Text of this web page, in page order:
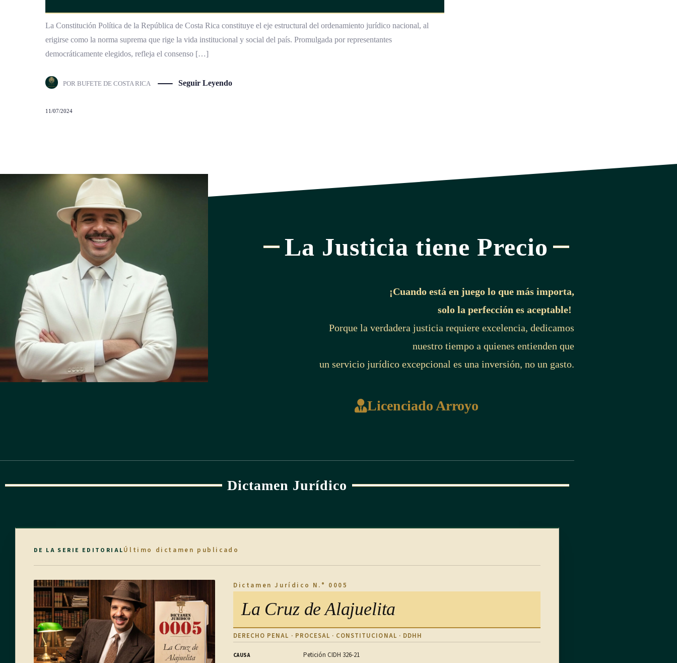
La Constitución Política de la República de Costa Rica constituye el eje estructural del ordenamiento jurídico nacional, al
erigirse como la norma suprema que rige la vida institucional y social del país. Promulgada por representantes
democráticamente elegidos, refleja el consenso […]
POR BUFETE DE COSTA RICA Seguir Leyendo
11/07/2024
La Justicia tiene Precio
¡Cuando está en juego lo que más importa,
solo la perfección es aceptable!
Porque la verdadera justicia requiere excelencia, dedicamos
nuestro tiempo a quienes entienden que
un servicio jurídico excepcional es una inversión, no un gasto.
Licenciado Arroyo
Dictamen Jurídico
DE LA SERIE EDITORIALÚltimo dictamen publicado
Dictamen Jurídico N.° 0005
La Cruz de Alajuelita
DERECHO PENAL · PROCESAL · CONSTITUCIONAL · DDHH
CAUSA Petición CIDH 326-21